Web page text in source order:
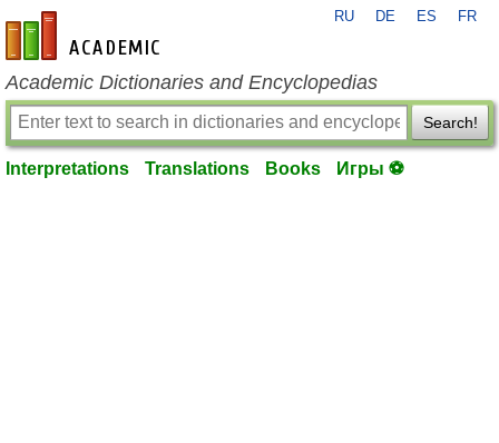
en-academic.com
RU DE ES FR
Academic Dictionaries and Encyclopedias
Search!
Interpretations Translations Books Игры ⚽